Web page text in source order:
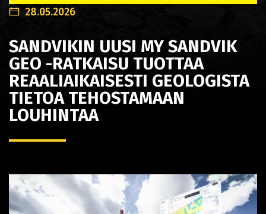
28.05.2026
SANDVIKIN UUSI MY SANDVIK
GEO -RATKAISU TUOTTAA
REAALIAIKAISESTI GEOLOGISTA
TIETOA TEHOSTAMAAN
LOUHINTAA